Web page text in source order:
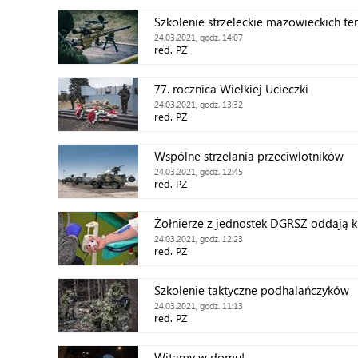
Szkolenie strzeleckie mazowieckich
24.03.2021, godz. 14:07
red. PZ
77. rocznica Wielkiej Ucieczki
24.03.2021, godz. 13:32
red. PZ
Wspólne strzelania przeciwlotników
24.03.2021, godz. 12:45
red. PZ
Żołnierze z jednostek DGRSZ oddają
24.03.2021, godz. 12:23
red. PZ
Szkolenie taktyczne podhalańczyków
24.03.2021, godz. 11:13
red. PZ